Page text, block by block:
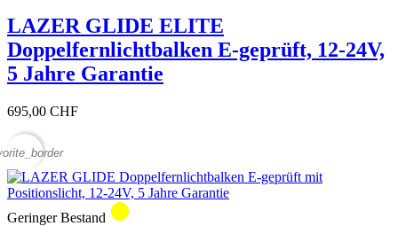
LAZER GLIDE ELITE
Doppelfernlichtbalken E-geprüft, 12-24V,
5 Jahre Garantie
695,00 CHF
Geringer Bestand circle